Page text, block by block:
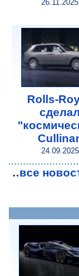
26.11.2025
Rolls-
сделал
24.09.2025
..все